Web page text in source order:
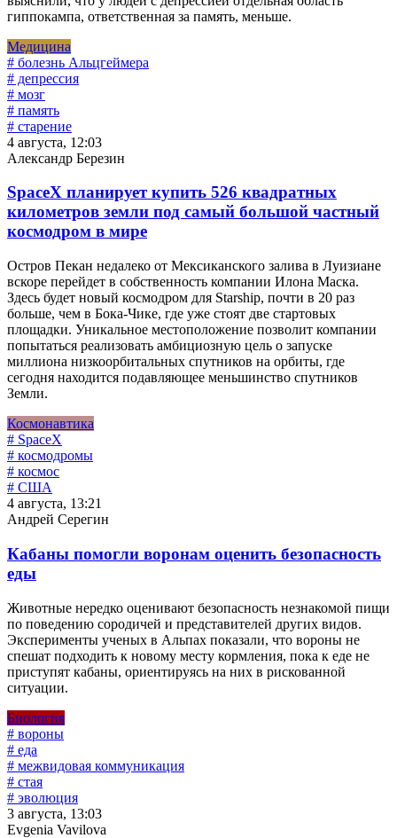
гиппокампа, ответственная за память, меньше.
Медицина
# болезнь Альцгеймера
# депрессия
# мозг
# память
# старение
4 августа, 12:03
Александр Березин
SpaceX планирует купить 526 квадратных
километров земли под самый большой частный
космодром в мире
Остров Пекан недалеко от Мексиканского залива в Луизиане
вскоре перейдет в собственность компании Илона Маска.
Здесь будет новый космодром для Starship, почти в 20 раз
больше, чем в Бока-Чике, где уже стоят две стартовых
площадки. Уникальное местоположение позволит компании
попытаться реализовать амбициозную цель о запуске
миллиона низкоорбитальных спутников на орбиты, где
сегодня находится подавляющее меньшинство спутников
Земли.
Космонавтика
# SpaceX
# космодромы
# космос
# США
4 августа, 13:21
Андрей Серегин
Кабаны помогли воронам оценить безопасность
еды
Животные нередко оценивают безопасность незнакомой пищи
по поведению сородичей и представителей других видов.
Эксперименты ученых в Альпах показали, что вороны не
спешат подходить к новому месту кормления, пока к еде не
приступят кабаны, ориентируясь на них в рискованной
ситуации.
Биология
# вороны
# еда
# межвидовая коммуникация
# стая
# эволюция
3 августа, 13:03
Evgenia Vavilova